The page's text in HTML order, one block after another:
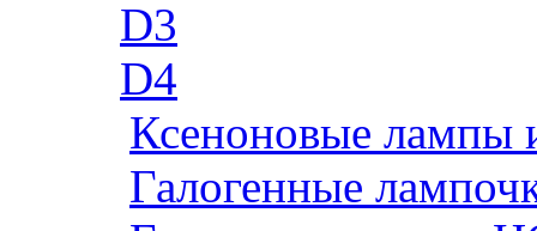
D3
D4
Ксеноновые лампы
Галогенные